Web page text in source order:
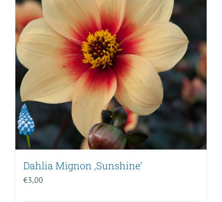
Dahlia Mignon ‚Sunshine‘
€3,00